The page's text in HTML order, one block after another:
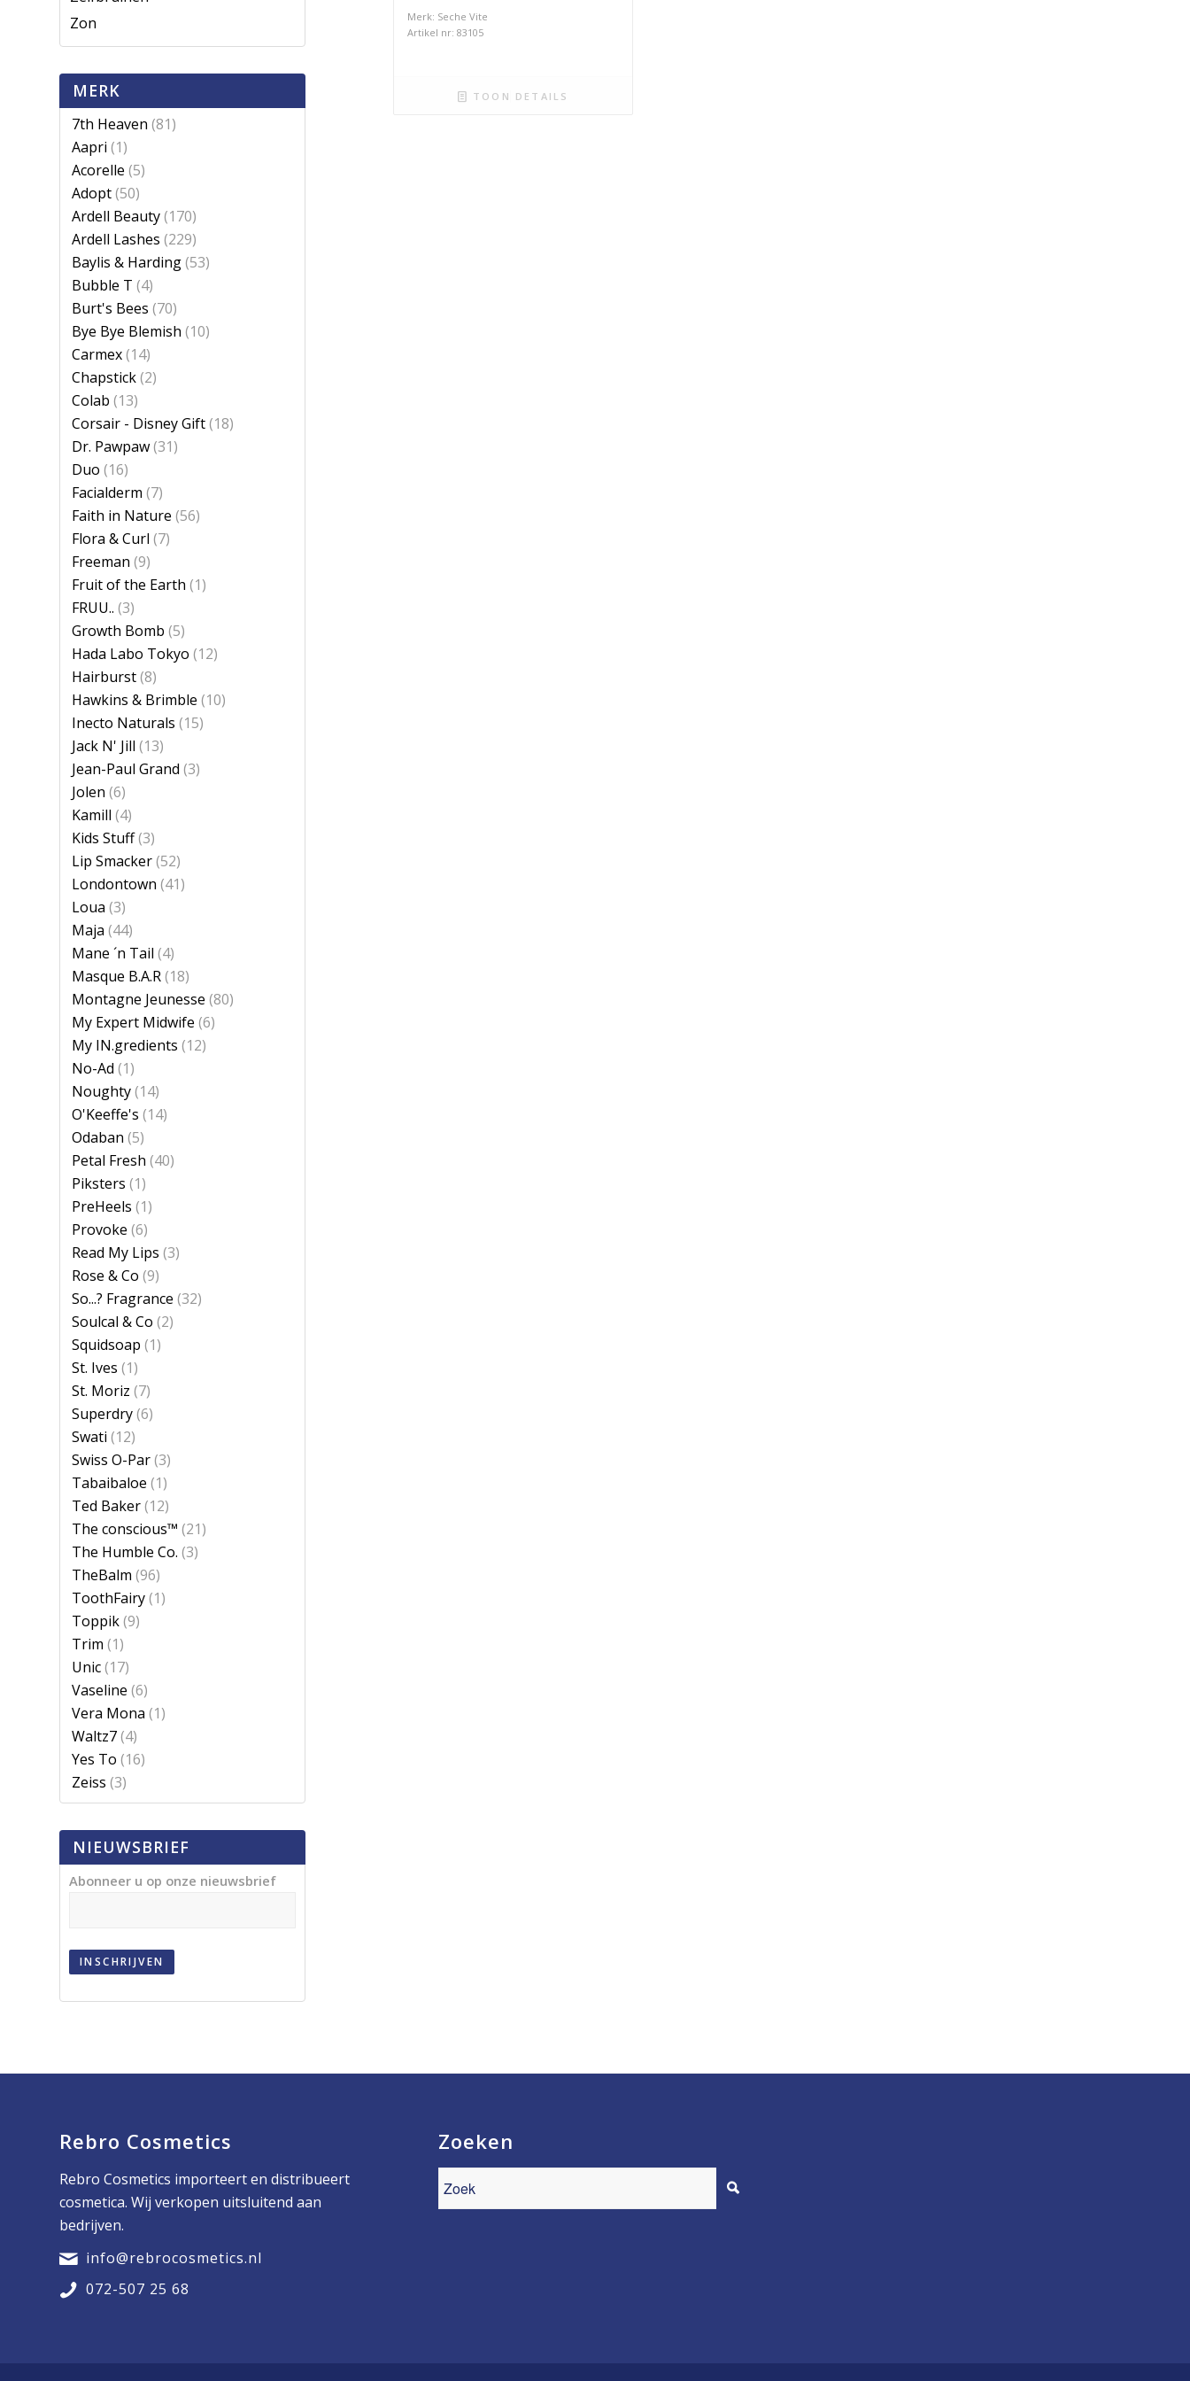
Merk: Seche Vite
Artikel nr: 83105
TOON DETAILS
Zon
MERK
7th Heaven (81)
Aapri (1)
Acorelle (5)
Adopt(50)
Ardell Beauty(170)
Ardell Lashes (229)
Baylis & Harding(53)
Bubble T (4)
Burt's Bees (70)
Bye Bye Blemish (10)
Carmex(14)
Chapstick(2)
Colab (13)
Corsair - Disney Gift(18)
Dr. Pawpaw(31)
Duo (16)
Facialderm (7)
Faith in Nature (56)
Flora & Curl (7)
Freeman (9)
Fruit of the Earth (1)
FRUU.. (3)
Growth Bomb (5)
Hada Labo Tokyo (12)
Hairburst(8)
Hawkins & Brimble (10)
Inecto Naturals (15)
Jack N' Jill (13)
Jean-Paul Grand (3)
Jolen (6)
Kamill (4)
Kids Stuff(3)
Lip Smacker(52)
Londontown (41)
Loua (3)
Maja (44)
Mane ´n Tail (4)
Masque B.A.R(18)
Montagne Jeunesse (80)
My Expert Midwife (6)
My IN.gredients (12)
No-Ad (1)
Noughty(14)
O'Keeffe's (14)
Odaban (5)
Petal Fresh (40)
Piksters (1)
PreHeels (1)
Provoke (6)
Read My Lips (3)
Rose & Co (9)
So...? Fragrance (32)
Soulcal & Co (2)
Squidsoap (1)
St. Ives (1)
St. Moriz (7)
Superdry(6)
Swati (12)
Swiss O-Par(3)
Tabaibaloe (1)
Ted Baker(12)
The conscious™ (21)
The Humble Co. (3)
TheBalm (96)
ToothFairy(1)
Toppik(9)
Trim (1)
Unic(17)
Vaseline (6)
Vera Mona (1)
Waltz7(4)
Yes To (16)
Zeiss (3)
NIEUWSBRIEF
Abonneer u op onze nieuwsbrief
INSCHRIJVEN
Rebro Cosmetics
Rebro Cosmetics importeert en distribueert
cosmetica. Wij verkopen uitsluitend aan
bedrijven.
info@rebrocosmetics.nl
072-507 25 68
Zoeken